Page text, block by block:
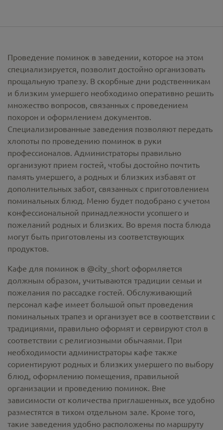
Проведение поминок в заведении, которое на этом
специализируется, позволит достойно организовать
прощальную трапезу. В скорбные дни родственникам
и близким умершего необходимо оперативно решить
множество вопросов, связанных с проведением
похорон и оформлением документов.
Специализированные заведения позволяют передать
хлопоты по проведению поминок в руки
профессионалов. Администраторы правильно
организуют прием гостей, чтобы достойно почтить
память умершего, а родных и близких избавят от
дополнительных забот, связанных с приготовлением
поминальных блюд. Меню будет подобрано с учетом
конфессиональной принадлежности усопшего и
пожеланий родных и близких. Во время поста блюда
могут быть приготовлены из соответствующих
продуктов.
Кафе для поминок в @city_short оформляется
должным образом, учитываются традиции семьи и
пожелания по рассадке гостей. Обслуживающий
персонал кафе имеет большой опыт проведения
поминальных трапез и организует все в соответствии с
традициями, правильно оформят и сервируют стол в
соответствии с религиозными обычаями. При
необходимости администраторы кафе также
сориентируют родных и близких умершего по выбору
блюд, оформлению помещения, правильной
организации и проведению поминок. Вне
зависимости от количества приглашенных, все удобно
разместятся в тихом отдельном зале. Кроме того,
такие заведения удобно расположены по маршруту